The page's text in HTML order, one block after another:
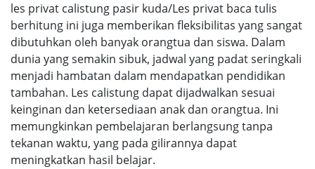
les privat calistung pasir kuda/Les privat baca tulis
berhitung ini juga memberikan fleksibilitas yang sangat
dibutuhkan oleh banyak orangtua dan siswa. Dalam
dunia yang semakin sibuk, jadwal yang padat seringkali
menjadi hambatan dalam mendapatkan pendidikan
tambahan. Les calistung dapat dijadwalkan sesuai
keinginan dan ketersediaan anak dan orangtua. Ini
memungkinkan pembelajaran berlangsung tanpa
tekanan waktu, yang pada gilirannya dapat
meningkatkan hasil belajar.